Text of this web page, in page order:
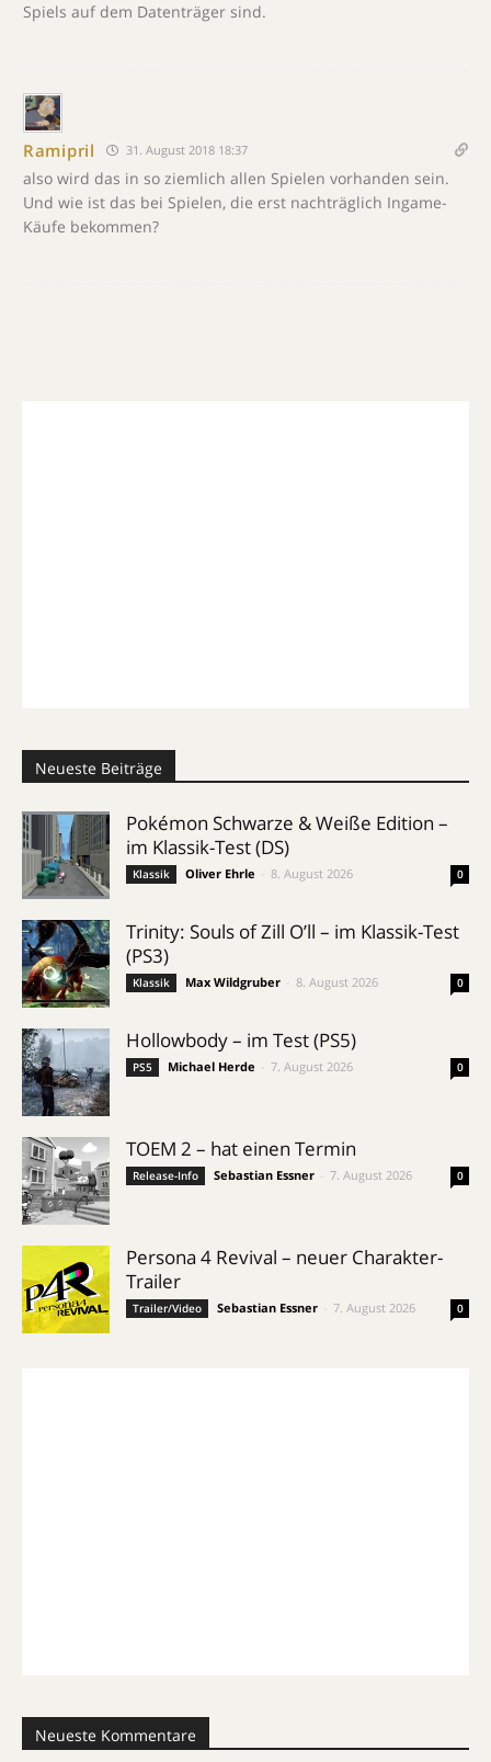
Spiels auf dem Datenträger sind.
Ramipril 31. August 2018 18:37
also wird das in so ziemlich allen Spielen vorhanden sein.
Und wie ist das bei Spielen, die erst nachträglich Ingame-
Käufe bekommen?
Neueste Beiträge
Pokémon Schwarze & Weiße Edition –
im Klassik-Test (DS)
Klassik Oliver Ehrle 8. August 2026 0
Trinity: Souls of Zill O’ll – im Klassik-Test
(PS3)
Klassik Max Wildgruber 8. August 2026 0
Hollowbody – im Test (PS5)
PS5 Michael Herde 7. August 2026 0
TOEM 2 – hat einen Termin
Release-Info Sebastian Essner 7. August 2026 0
Persona 4 Revival – neuer Charakter-
Trailer
Trailer/Video Sebastian Essner 7. August 2026 0
Neueste Kommentare